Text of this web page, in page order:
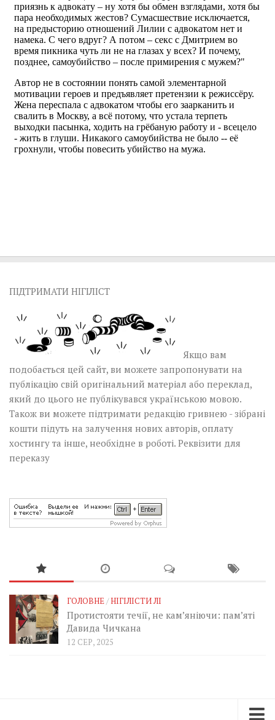
ПІДТРИМАТИ НІГІЛІСТ
Якщо вам
подобається цей сайт, ви можете запропонувати на
публікацію свій оригінальний матеріал або переклад,
який до цього не публікувався українською мовою.
Також ви можете підтримати редакцію гривнею - зібрані
кошти підуть на залучення нових авторів, оплату
хостингу та інше, необхідне в роботі. Реквізити для
переказу
ГОЛОВНЕ /НІГІЛІСТИ ЛІ
Протистояти течії, не кам’яніючи: пам’яті
Давида Чичкана
12 СЕР, 2025